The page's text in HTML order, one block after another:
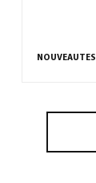
NOUVEAUTES